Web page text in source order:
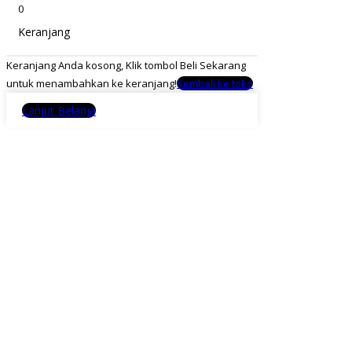
0
Keranjang
Keranjang Anda kosong, Klik tombol Beli Sekarang
untuk menambahkan ke keranjang!Kembali ke toko
Lanjut Belanja